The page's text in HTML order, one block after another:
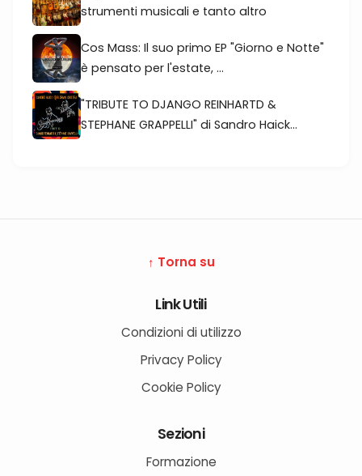
strumenti musicali e tanto altro
Cos Mass: Il suo primo EP "Giorno e Notte"
è pensato per l'estate, ...
"TRIBUTE TO DJANGO REINHARTD &
STEPHANE GRAPPELLI" di Sandro Haick...
↑ Torna su
Link Utili
Condizioni di utilizzo
Privacy Policy
Cookie Policy
Sezioni
Formazione